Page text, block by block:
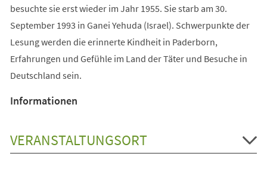
besuchte sie erst wieder im Jahr 1955. Sie starb am 30.
September 1993 in Ganei Yehuda (Israel). Schwerpunkte der
Lesung werden die erinnerte Kindheit in Paderborn,
Erfahrungen und Gefühle im Land der Täter und Besuche in
Deutschland sein.
Informationen
VERANSTALTUNGSORT